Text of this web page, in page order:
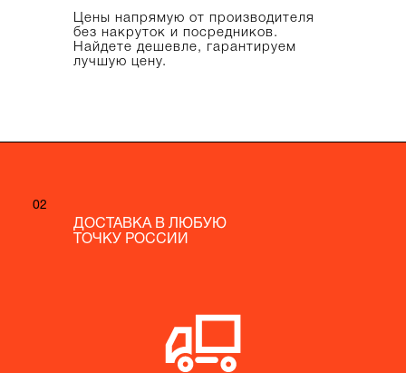
Цены напрямую от производителя
без накруток и посредников.
Найдете дешевле, гарантируем
лучшую цену.
02
ДОСТАВКА В ЛЮБУЮ
ТОЧКУ РОССИИ
02
ДОСТАВКА В ЛЮБУЮ
ТОЧКУ РОССИИ